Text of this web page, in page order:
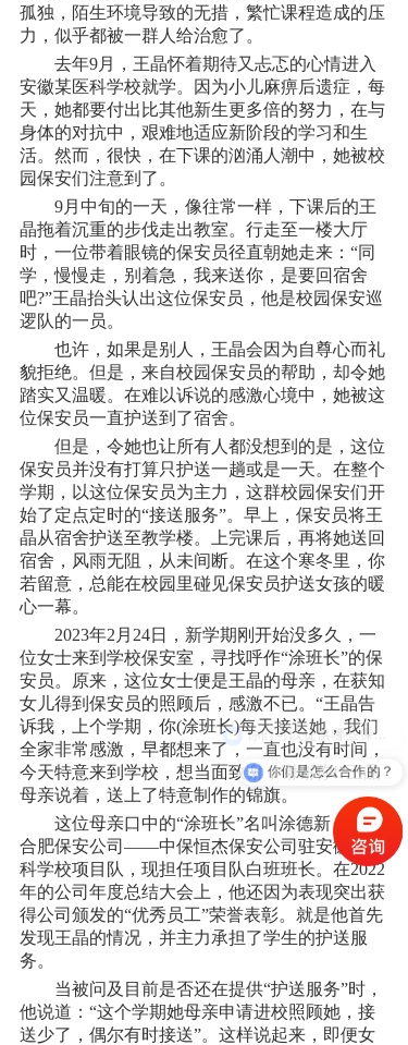
孤独，陌生环境导致的无措，繁忙课程造成的压
力，似乎都被一群人给治愈了。
去年9月，王晶怀着期待又忐忑的心情进入
安徽某医科学校就学。因为小儿麻痹后遗症，每
天，她都要付出比其他新生更多倍的努力，在与
身体的对抗中，艰难地适应新阶段的学习和生
活。然而，很快，在下课的汹涌人潮中，她被校
园保安们注意到了。
9月中旬的一天，像往常一样，下课后的王
晶拖着沉重的步伐走出教室。行走至一楼大厅
时，一位带着眼镜的保安员径直朝她走来：“同
学，慢慢走，别着急，我来送你，是要回宿舍
吧?”王晶抬头认出这位保安员，他是校园保安巡
逻队的一员。
也许，如果是别人，王晶会因为自尊心而礼
貌拒绝。但是，来自校园保安员的帮助，却令她
踏实又温暖。在难以诉说的感激心境中，她被这
位保安员一直护送到了宿舍。
但是，令她也让所有人都没想到的是，这位
保安员并没有打算只护送一趟或是一天。在整个
学期，以这位保安员为主力，这群校园保安们开
始了定点定时的“接送服务”。早上，保安员将王
晶从宿舍护送至教学楼。上完课后，再将她送回
宿舍，风雨无阻，从未间断。在这个寒冬里，你
若留意，总能在校园里碰见保安员护送女孩的暖
心一幕。
2023年2月24日，新学期刚开始没多久，一
位女士来到学校保安室，寻找呼作“涂班长”的保
安员。原来，这位女士便是王晶的母亲，在获知
女儿得到保安员的照顾后，感激不已。“王晶告
诉我，上个学期，你(涂班长)每天接送她，我们
全家非常感激，早都想来了，一直也没有时间，
今天特意来到学校，想当面致谢，谢谢你!”王晶
母亲说着，送上了特意制作的锦旗。
这位母亲口中的“涂班长”名叫涂德新，来自
合肥保安公司——中保恒杰保安公司驻安徽某医
科学校项目队，现担任项目队白班班长。在2022
年的公司年度总结大会上，他还因为表现突出获
得公司颁发的“优秀员工”荣誉表彰。就是他首先
发现王晶的情况，并主力承担了学生的护送服
务。
当被问及目前是否还在提供“护送服务”时，
他说道：“这个学期她母亲申请进校照顾她，接
送少了，偶尔有时接送”。这样说起来，即便女
你们可以提供哪些保安服务？
你们是怎么合作的？